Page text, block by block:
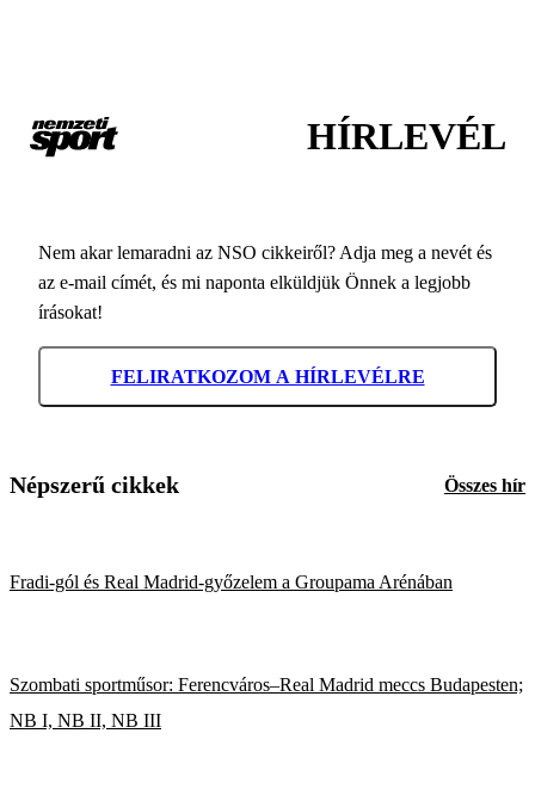
HÍRLEVÉL
Nem akar lemaradni az NSO cikkeiről? Adja meg a nevét és
az e-mail címét, és mi naponta elküldjük Önnek a legjobb
írásokat!
FELIRATKOZOM A HÍRLEVÉLRE
Népszerű cikkek Összes hír
Fradi-gól és Real Madrid-győzelem a Groupama Arénában
Szombati sportműsor: Ferencváros–Real Madrid meccs Budapesten;
NB I, NB II, NB III